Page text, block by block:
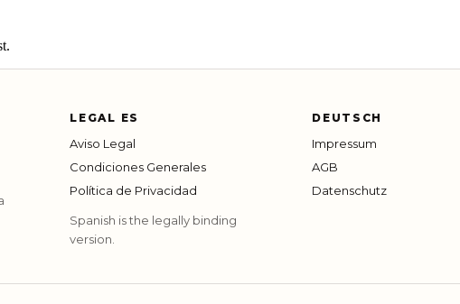
LEGAL ES
Aviso Legal
Condiciones Generales
Política de Privacidad
Spanish is the legally binding
version.
DEUTSCH
Impressum
AGB
Datenschutz